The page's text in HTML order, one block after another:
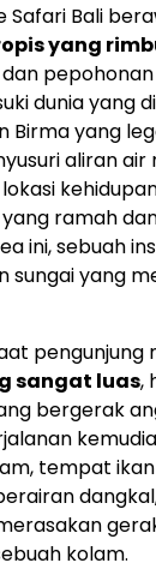
Safari Bali
yang
dunia yang
Birma yang
aliran
ramah
ini, sebuah
sungai yang
pengunjung
sangat luas,
bergerak
tempat
kolam.